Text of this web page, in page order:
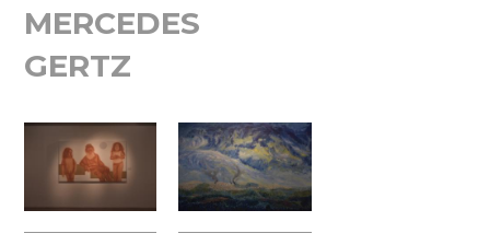
MERCEDES
GERTZ